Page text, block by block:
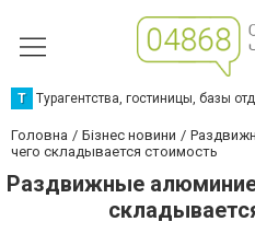
Т Турагентства, гостиницы, базы
Головна Бізнес новини
чего складывается стоимость
Раздвижные